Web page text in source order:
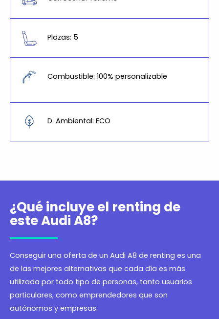
Plazas: 5
Combustible: 100% personalizable
D. Ambiental: ECO
¿Qué incluye el renting de
este Audi A8?
Conseguir una oferta de un Audi A8 de renting es una
de las mejores alternativas que cada día es más
utilizada por todo tipo de personas, tanto usuarios
particulares, como emprendedores que son
autónomos y empresas.